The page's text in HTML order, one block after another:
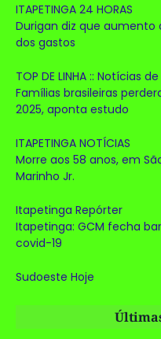
ITAPETINGA 24 HORAS
Durigan diz que aumento
dos gastos
TOP DE LINHA :: Notícias
Famílias brasileiras
2025, aponta estudo
ITAPETINGA NOTÍCIAS
Morre aos 58 anos, em
Marinho Jr.
Itapetinga Repórter
Itapetinga: GCM fecha
covid-19
Sudoeste Hoje